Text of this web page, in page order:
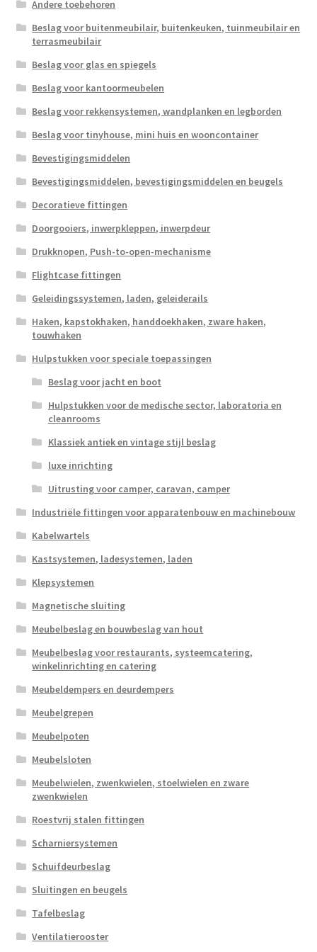
Scheepvaart
Andere toebehoren
Beslag voor buitenmeubilair, buitenkeuken, tuinmeubilair en
terrasmeubilair
Beslag voor glas en spiegels
Beslag voor kantoormeubelen
Beslag voor rekkensystemen, wandplanken en legborden
Beslag voor tinyhouse, mini huis en wooncontainer
Bevestigingsmiddelen
Bevestigingsmiddelen, bevestigingsmiddelen en beugels
Decoratieve fittingen
Doorgooiers, inwerpkleppen, inwerpdeur
Drukknopen, Push-to-open-mechanisme
Flightcase fittingen
Geleidingssystemen, laden, geleiderails
Haken, kapstokhaken, handdoekhaken, zware haken,
touwhaken
Hulpstukken voor speciale toepassingen
Beslag voor jacht en boot
Hulpstukken voor de medische sector, laboratoria en
cleanrooms
Klassiek antiek en vintage stijl beslag
luxe inrichting
Uitrusting voor camper, caravan, camper
Industriële fittingen voor apparatenbouw en machinebouw
Kabelwartels
Kastsystemen, ladesystemen, laden
Klepsystemen
Magnetische sluiting
Meubelbeslag en bouwbeslag van hout
Meubelbeslag voor restaurants, systeemcatering,
winkelinrichting en catering
Meubeldempers en deurdempers
Meubelgrepen
Meubelpoten
Meubelsloten
Meubelwielen, zwenkwielen, stoelwielen en zware
zwenkwielen
Roestvrij stalen fittingen
Scharniersystemen
Schuifdeurbeslag
Sluitingen en beugels
Tafelbeslag
Ventilatierooster